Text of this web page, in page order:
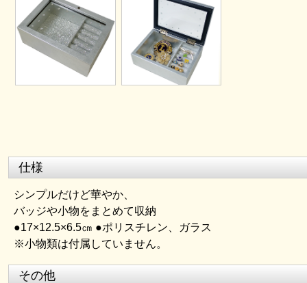
仕様
シンプルだけど華やか、
バッジや小物をまとめて収納
●17×12.5×6.5㎝ ●ポリスチレン、ガラス
※小物類は付属していません。
その他